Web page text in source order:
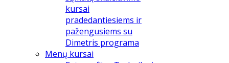
kursai
pradedantiesiems ir
pažengusiems su
Dimetris programa
Menų kursai